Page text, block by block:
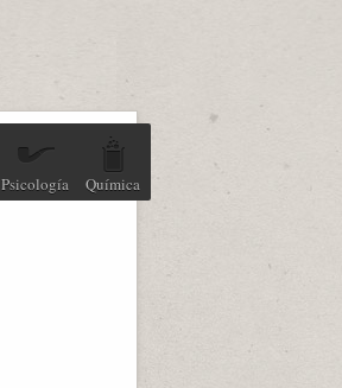
Psicología Química